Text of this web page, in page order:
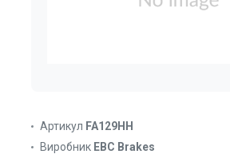
Артикул FA129HH
Виробник EBC Brakes